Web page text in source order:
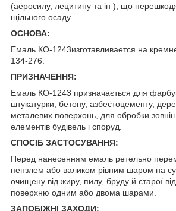
(аеросилу, лецитину та ін ), що
щільного осаду.
ОСНОВА:
Емаль КО-1243изготавливается на
134-276.
ПРИЗНАЧЕННЯ:
Емаль КО-1243 призначається для
штукатурки, бетону, азбестоцементу,
металевих поверхонь, для обробки
елементів будівель і споруд.
СПОСІБ ЗАСТОСУВАННЯ:
Перед нанесенням емаль ретельно
пензлем або валиком рівним шаром на
очищену від жиру, пилу, бруду й старої
поверхню одним або двома шарами.
ЗАПОБІЖНІ ЗАХОДИ: